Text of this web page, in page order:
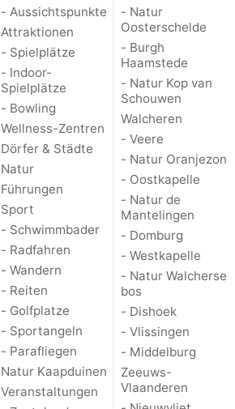
- Aussichtspunkte
Attraktionen
- Spielplätze
- Indoor-
Spielplätze
- Bowling
Wellness-Zentren
Dörfer & Städte
Natur
Führungen
Sport
- Schwimmbader
- Radfahren
- Wandern
- Reiten
- Golfplatze
- Sportangeln
- Parafliegen
Natur Kaapduinen
Veranstaltungen
- Natur
Oosterschelde
- Burgh
Haamstede
- Natur Kop van
Schouwen
Walcheren
- Veere
- Natur Oranjezon
- Oostkapelle
- Natur de
Mantelingen
- Domburg
- Westkapelle
- Natur Walcherse
bos
- Dishoek
- Vlissingen
- Middelburg
Zeeuws-
Vlaanderen